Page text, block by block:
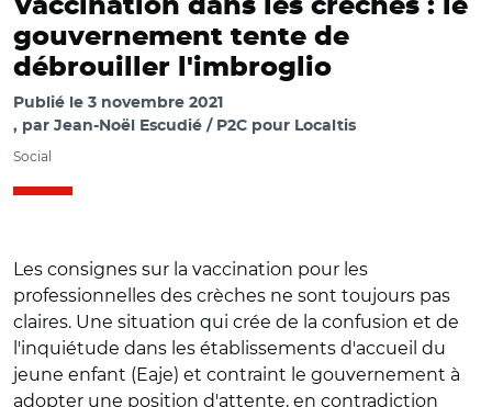
Vaccination dans les crèches : le
gouvernement tente de
débrouiller l'imbroglio
Publié le 3 novembre 2021
par Jean-Noël Escudié / P2C pour Localtis
Social
Les consignes sur la vaccination pour les
professionnelles des crèches ne sont toujours pas
claires. Une situation qui crée de la confusion et de
l'inquiétude dans les établissements d'accueil du
jeune enfant (Eaje) et contraint le gouvernement à
adopter une position d'attente, en contradiction